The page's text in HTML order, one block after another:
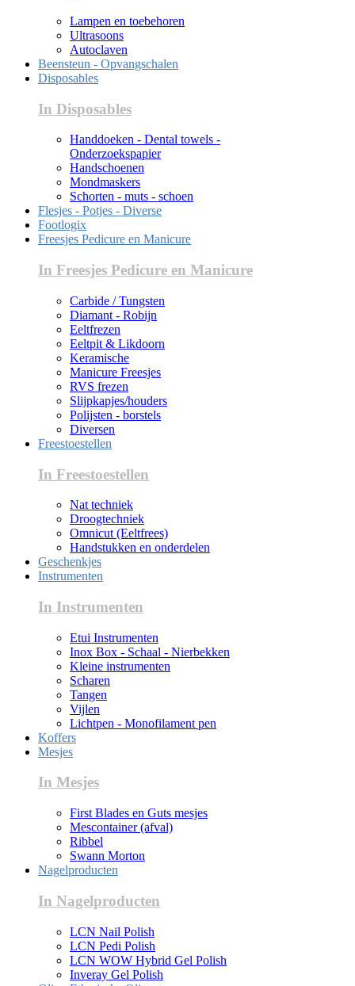
Lampen en toebehoren
Ultrasoons
Autoclaven
Beensteun - Opvangschalen
Disposables
In Disposables
Handdoeken - Dental towels -
Onderzoekspapier
Handschoenen
Mondmaskers
Schorten - muts - schoen
Flesjes - Potjes - Diverse
Footlogix
Freesjes Pedicure en Manicure
In Freesjes Pedicure en Manicure
Carbide / Tungsten
Diamant - Robijn
Eeltfrezen
Eeltpit & Likdoorn
Keramische
Manicure Freesjes
RVS frezen
Slijpkapjes/houders
Polijsten - borstels
Diversen
Freestoestellen
In Freestoestellen
Nat techniek
Droogtechniek
Omnicut (Eeltfrees)
Handstukken en onderdelen
Geschenkjes
Instrumenten
In Instrumenten
Etui Instrumenten
Inox Box - Schaal - Nierbekken
Kleine instrumenten
Scharen
Tangen
Vijlen
Lichtpen - Monofilament pen
Koffers
Mesjes
In Mesjes
First Blades en Guts mesjes
Mescontainer (afval)
Ribbel
Swann Morton
Nagelproducten
In Nagelproducten
LCN Nail Polish
LCN Pedi Polish
LCN WOW Hybrid Gel Polish
Inveray Gel Polish